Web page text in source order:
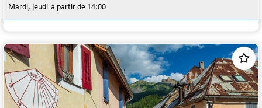
Mardi, jeudi à partir de 14:00